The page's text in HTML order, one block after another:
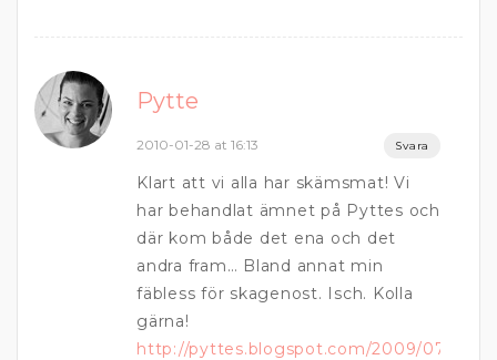
Pytte
2010-01-28 at 16:13 Svara
Klart att vi alla har skämsmat! Vi
har behandlat ämnet på Pyttes och
där kom både det ena och det
andra fram… Bland annat min
fäbless för skagenost. Isch. Kolla
gärna!
http://pyttes.blogspot.com/2009/07/min-